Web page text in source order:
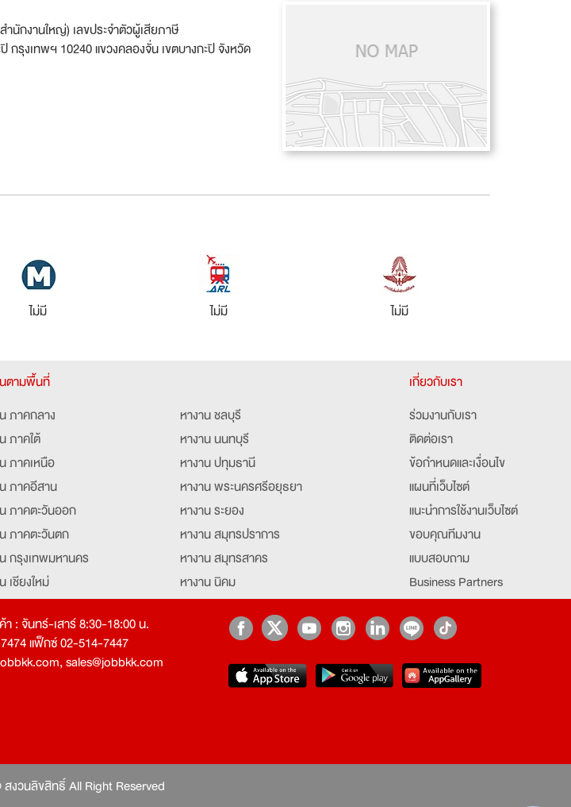
นักงานใหญ่) เลขประจำตัวผู้เสียภาษี
รุงเทพฯ 10240 แขวงคลองจั่น เขตบางกะปิ จังหวัด
ไม่มี ไม่มี ไม่มี
ตามพื้นที่
ภาคกลาง
ภาคใต้
ภาคเหนือ
ภาคอีสาน
ภาคตะวันออก
ภาคตะวันตก
กรุงเทพมหานคร
เชียงใหม่
ฉะเชิงเทรา
หางาน ชลบุรี
หางาน นนทบุรี
หางาน ปทุมธานี
หางาน พระนครศรีอยุธยา
หางาน ระยอง
หางาน สมุทรปราการ
หางาน สมุทรสาคร
หางาน นิคม
หางานอยุธยา
เกี่ยวกับเรา
ร่วมงานกับเรา
ติดต่อเรา
ข้อกำหนดและเงื่อนไข
แผนที่เว็บไซต์
แนะนำการใช้งานเว็บไซต์
ขอบคุณทีมงาน
แบบสอบถาม
Business Partners
Partner มหาวิทยาลัย
Job Index
job
: จันทร์-เสาร์ 8:30-18:00 น.
แฟ็กซ์ 02-514-7447
,sales@jobbkk.com
งวนลิขสิทธิ์ All Right Reserved